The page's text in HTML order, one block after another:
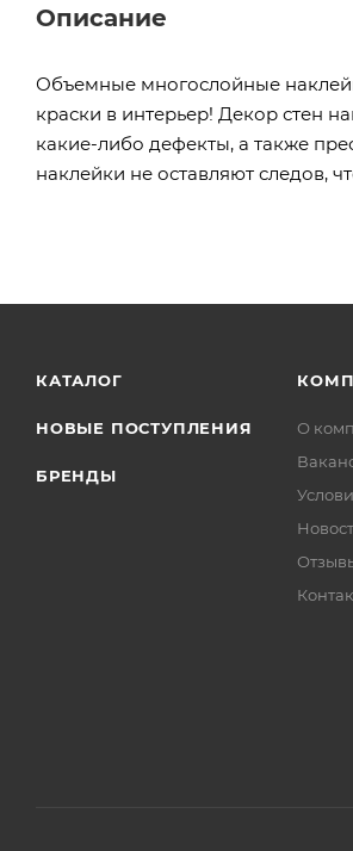
Описание
Объемные многослойные
краски в интерьер! Декор стен
какие-либо дефекты, а также
наклейки не оставляют следов,
КАТАЛОГ
НОВЫЕ ПОСТУПЛЕНИЯ
БРЕНДЫ
О